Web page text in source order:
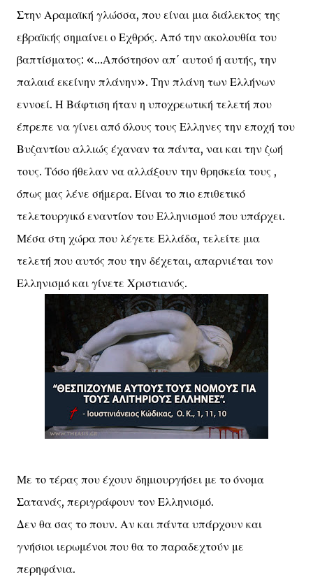
Στην Αραμαϊκή γλώσσα, που είναι μια διάλεκτος της
εβραϊκής σημαίνει ο Εχθρός. Από την ακολουθία του
βαπτίσματος: «…Απόστησον απ΄ αυτού ή αυτής, την
παλαιά εκείνην πλάνην». Την πλάνη των Ελλήνων
εννοεί. Η Βάφτιση ήταν η υποχρεωτική τελετή που
έπρεπε να γίνει από όλους τους Ελληνες την εποχή του
Βυζαντίου αλλιώς έχαναν τα πάντα, ναι και την ζωή
τους. Τόσο ήθελαν να αλλάξουν την θρησκεία τους ,
όπως μας λένε σήμερα. Είναι το πιο επιθετικό
τελετουργικό εναντίον του Ελληνισμού που υπάρχει.
Μέσα στη χώρα που λέγετε Ελλάδα, τελείτε μια
τελετή που αυτός που την δέχεται, απαρνιέται τον
Ελληνισμό και γίνετε Χριστιανός.
Με το τέρας που έχουν δημιουργήσει με το όνομα
Σατανάς, περιγράφουν τον Ελληνισμό.
Δεν θα σας το πουν. Αν και πάντα υπάρχουν και
γνήσιοι ιερωμένοι που θα το παραδεχτούν με
περηφάνια.